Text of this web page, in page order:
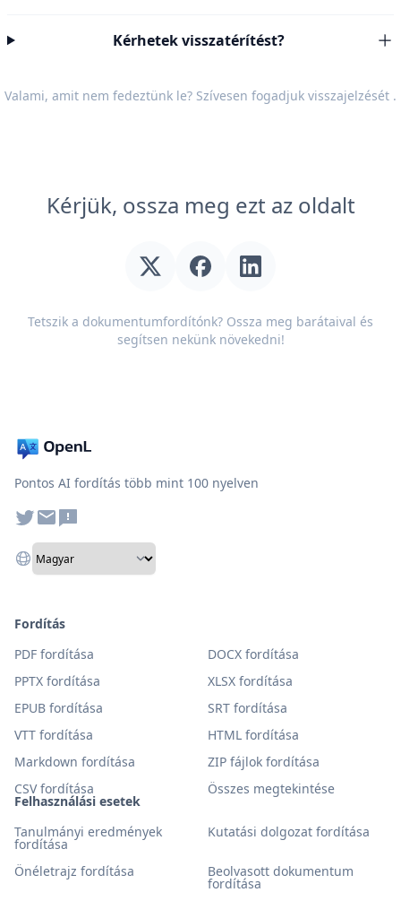
Kérhetek visszatérítést?
Valami, amit nem fedeztünk le? Szívesen fogadjuk visszajelzését .
Kérjük, ossza meg ezt az oldalt
Tetszik a dokumentumfordítónk? Ossza meg barátaival és
segítsen nekünk növekedni!
Pontos AI fordítás több mint 100 nyelven
Felhasználási esetek
Tanulmányi eredmények
fordítása
Kutatási dolgozat fordítása
Önéletrajz fordítása Beolvasott dokumentum
fordítása
Fordítás
PDF fordítása
DOCX fordítása
PPTX fordítása
XLSX fordítása
EPUB fordítása
SRT fordítása
VTT fordítása
HTML fordítása
Markdown fordítása
ZIP fájlok fordítása
CSV fordítása
Összes megtekintése